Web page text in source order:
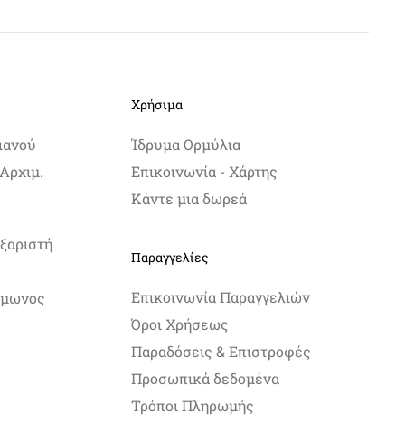
Χρήσιμα
Ίδρυμα Ορμύλια
Επικοινωνία - Χάρτης
Κάντε μια δωρεά
Παραγγελίες
Επικοινωνία Παραγγελιών
Όροι Χρήσεως
Παραδόσεις & Επιστροφές
Προσωπικά δεδομένα
Τρόποι Πληρωμής